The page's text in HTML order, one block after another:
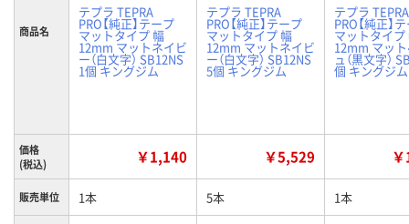
商品名
テプラ TEPRA
PRO【純正】テープ
マットタイプ 幅
12mm マットネイビ
ー（白文字） SB12NS
1個 キングジム
テプラ TEPRA
PRO【純正】テープ
マットタイプ 幅
12mm マットネイビ
ー（白文字） SB12NS
5個 キングジム
テプラ TEPRA
PRO【純正】
マットタイプ
12mm マッ
ュ（黒文字）
個 キングジム
価格
(税込)
￥1,140 ￥5,529
販売単位 1本 5本 1本